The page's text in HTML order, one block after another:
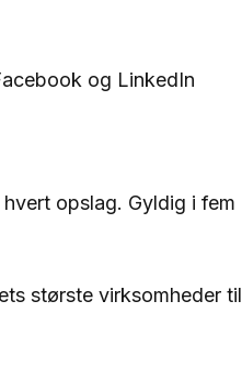
og LinkedIn
opslag. Gyldig i fem
største virksomheder til